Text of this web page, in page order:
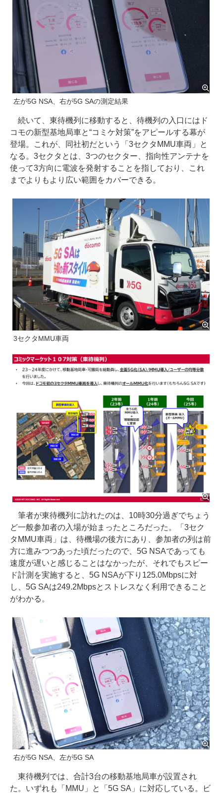
左が5G NSA、右が5G SAの測定結果
続いて、東待機列に移動すると、待機列の入口にはド
コモの新型基地局車と“コミケ対策”をアピールする幕が
登場。これが、同社初だという「3セクタMMU車両」と
なる。3セクタとは、3つのセクター、指向性アンテナを
使って3方向に電波を発射することを指しており、これ
までよりもより広い範囲をカバーできる。
3セクタMMU車両
筆者が東待機列に訪れたのは、10時30分過ぎでちょう
ど一般参加者の入場が始まったところだった。「3セク
タMMU車両」は、待機場の後方にあり、参加者の列は前
方に進みつつあった頃だったので、5G NSAであっても
速度が遅いと感じることはなかったが、それでもスピー
ド計測を実施すると、5G NSAが下り125.0Mbpsに対
し、5G SAは249.2Mbpsとストレスなく利用できること
がわかる。
右が5G NSA、左が5G SA
東待機列では、合計3台の移動基地局車が設置され
た。いずれも「MMU」と「5G SA」に対応している。ビ